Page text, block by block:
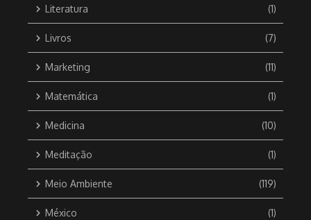
Literatura (1)
Livros (7)
Marketing (11)
Matemática (1)
Medicina (10)
Meditação (1)
Meio Ambiente (119)
México (1)